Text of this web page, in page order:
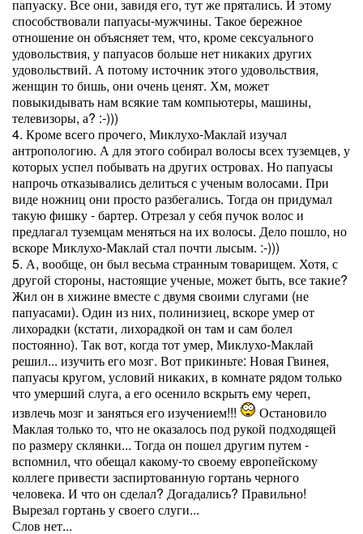
папуаску. Все они, завидя его, тут же прятались. И этому
способствовали папуасы-мужчины. Такое бережное
отношение он объясняет тем, что, кроме сексуального
удовольствия, у папуасов больше нет никаких других
удовольствий. А потому источник этого удовольствия,
женщин то бишь, они очень ценят. Хм, может
повыкидывать нам всякие там компьютеры, машины,
телевизоры, а? :-)))
4. Кроме всего прочего, Миклухо-Маклай изучал
антропологию. А для этого собирал волосы всех туземцев, у
которых успел побывать на других островах. Но папуасы
напрочь отказывались делиться с ученым волосами. При
виде ножниц они просто разбегались. Тогда он придумал
такую фишку - бартер. Отрезал у себя пучок волос и
предлагал туземцам меняться на их волосы. Дело пошло, но
вскоре Миклухо-Маклай стал почти лысым. :-)))
5. А, вообще, он был весьма странным товарищем. Хотя, с
другой стороны, настоящие ученые, может быть, все такие?
Жил он в хижине вместе с двумя своими слугами (не
папуасами). Один из них, полинизиец, вскоре умер от
лихорадки (кстати, лихорадкой он там и сам болел
постоянно). Так вот, когда тот умер, Миклухо-Маклай
решил... изучить его мозг. Вот прикиньте: Новая Гвинея,
папуасы кругом, условий никаких, в комнате рядом только
что умерший слуга, а его осенило вскрыть ему череп,
извлечь мозг и заняться его изучением!!!
Остановило
Маклая только то, что не оказалось под рукой подходящей
по размеру склянки... Тогда он пошел другим путем -
вспомнил, что обещал какому-то своему европейскому
коллеге привести заспиртованную гортань черного
человека. И что он сделал? Догадались? Правильно!
Вырезал гортань у своего слуги...
Слов нет...